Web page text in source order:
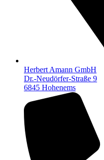
Herbert Amann GmbH
Dr.-Neudörfer-Straße 9
6845 Hohenems